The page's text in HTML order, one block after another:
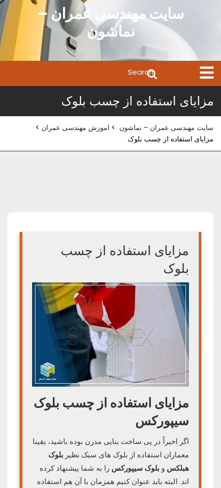
سایت مهندسی عمران –
نماشون
Open
Menu
for:
مزایای استفاده از چسب بلوک
سایت مهندسی عمران – نماشون > اموزش مهندسی عمران >
مزایای استفاده از چسب بلوک
مزایای استفاده از چسب
بلوک
مزایای استفاده از چسب بلوک
سیپورکس
اگر اخیراً در پی ساخت بنایی مدرن بوده باشید، یقینا
معماران استفاده از بلوک های سبک نظیر بلوک
هبلکس و بلوک سیپورکس را به شما پیشنهاد کرده
اند. البته باید عنوان کنیم همزمان با آن هم استفاده